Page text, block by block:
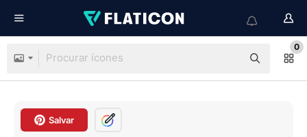
0
Salvar